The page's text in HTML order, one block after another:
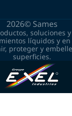
2026© Sames
soluciones
líquidos y
proteger y
superficies.